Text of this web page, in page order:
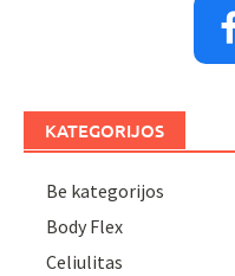
KATEGORIJOS
Be kategorijos
Body Flex
Celiulitas